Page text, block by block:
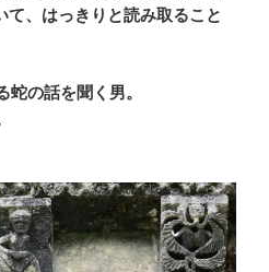
て、はっきりと読み取ること
の話を聞く男。